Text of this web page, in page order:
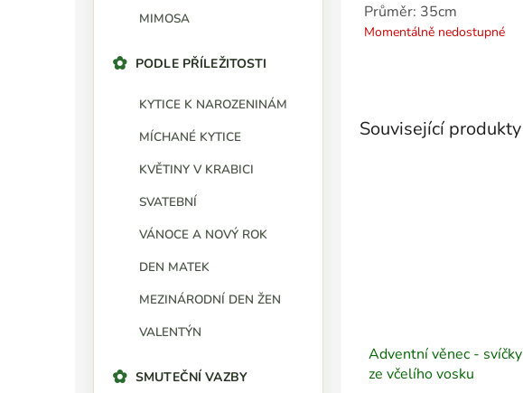
MIMOSA
PODLE PŘÍLEŽITOSTI
KYTICE K NAROZENINÁM
MÍCHANÉ KYTICE
KVĚTINY V KRABICI
SVATEBNÍ
VÁNOCE A NOVÝ ROK
DEN MATEK
MEZINÁRODNÍ DEN ŽEN
VALENTÝN
SMUTEČNÍ VAZBY
Související produkty
Adventní věnec - svíčky
ze včelího vosku
Průměr: 35cm
Momentálně nedostupné